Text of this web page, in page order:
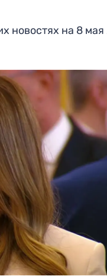
новостях на 8